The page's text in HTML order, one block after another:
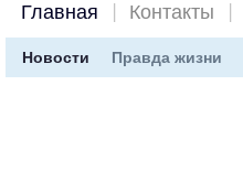
Главная Контакты
Новости Правда жизни